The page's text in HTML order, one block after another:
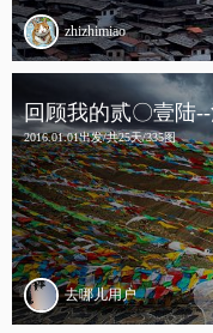
zhizhimiao
回顾我的贰〇壹陆
2016.01.01出发/共25天/335图
去哪儿用户